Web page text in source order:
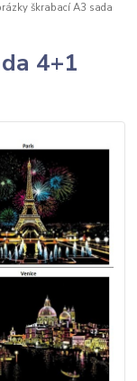
škrabací A3 sada
4+1